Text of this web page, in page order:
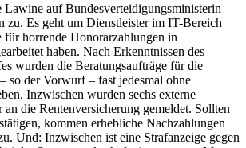
Lawine auf Bundesverteidigungsministerin
zu. Es geht um Dienstleister im IT-Bereich
für horrende Honorarzahlungen in
haben. Nach Erkenntnissen des
wurden die Beratungsaufträge für die
so der Vorwurf – fast jedesmal ohne
Inzwischen wurden sechs externe
an die Rentenversicherung gemeldet. Sollten
kommen erhebliche Nachzahlungen
Und: Inzwischen ist eine Strafanzeige gegen